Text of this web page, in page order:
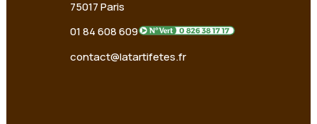
75017 Paris
01 84 608 609
contact@latartifetes.fr